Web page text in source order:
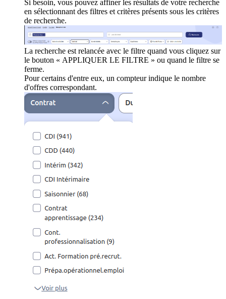
Si besoin, vous pouvez affiner les résultats de votre recherche
en sélectionnant des filtres et critères présents sous les critères
de recherche.
La recherche est relancée avec le filtre quand vous cliquez sur
le bouton « APPLIQUER LE FILTRE » ou quand le filtre se
ferme.
Pour certains d'entre eux, un compteur indique le nombre
d'offres correspondant.